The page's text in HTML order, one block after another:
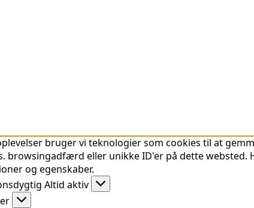
bruger vi teknologier som cookies til at
browsingadfærd eller unikke ID'er på dette
og egenskaber.
Altid aktiv